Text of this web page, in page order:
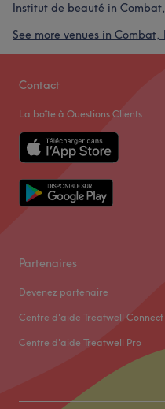
Institut de beauté in
See more venues in Combat,
Contact
La boîte à Questions Clients
Partenaires
Devenez partenaire
Centre d'aide Treatwell Connect
Centre d'aide Treatwell Pro